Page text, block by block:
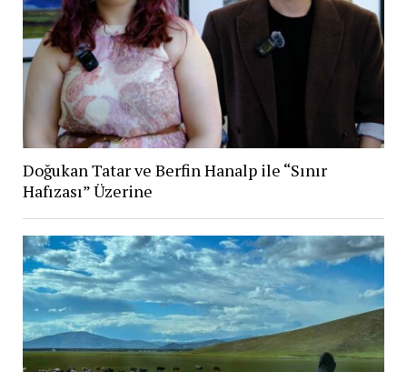
Doğukan Tatar ve Berfin Hanalp ile “Sınır
Hafızası” Üzerine